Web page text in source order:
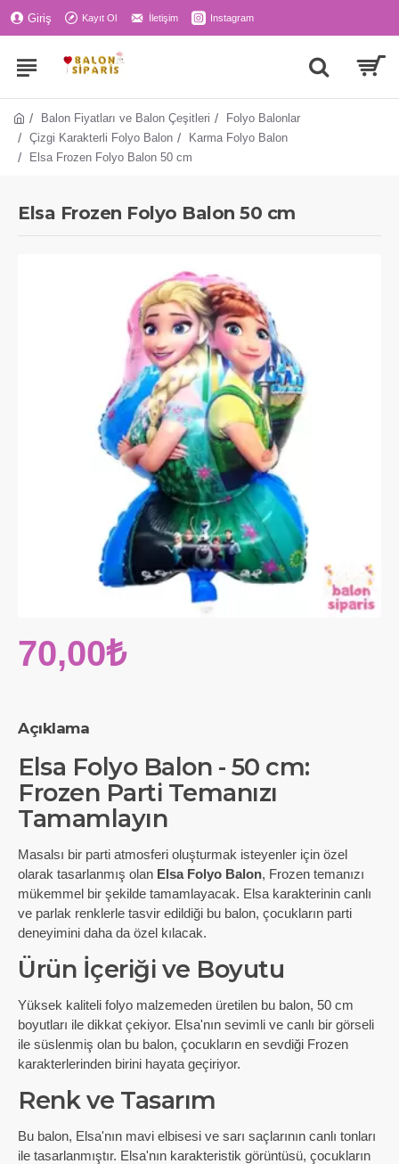
Giriş Kayıt Ol İletişim Instagram
Balon Fiyatları ve Balon Çeşitleri
Folyo Balonlar
Çizgi Karakterli Folyo Balon
Karma Folyo Balon
Elsa Frozen Folyo Balon 50 cm
Elsa Frozen Folyo Balon 50 cm
Açıklama
Elsa Folyo Balon - 50 cm:
Frozen Parti Temanızı
Tamamlayın
Masalsı bir parti atmosferi oluşturmak isteyenler için özel
olarak tasarlanmış olan Elsa Folyo Balon, Frozen temanızı
mükemmel bir şekilde tamamlayacak. Elsa karakterinin canlı
ve parlak renklerle tasvir edildiği bu balon, çocukların parti
deneyimini daha da özel kılacak.
Ürün İçeriği ve Boyutu
Yüksek kaliteli folyo malzemeden üretilen bu balon, 50 cm
boyutları ile dikkat çekiyor. Elsa'nın sevimli ve canlı bir görseli
ile süslenmiş olan bu balon, çocukların en sevdiği Frozen
karakterlerinden birini hayata geçiriyor.
Renk ve Tasarım
Bu balon, Elsa'nın mavi elbisesi ve sarı saçlarının canlı tonları
ile tasarlanmıştır. Elsa'nın karakteristik görüntüsü, çocukların
70,00₺